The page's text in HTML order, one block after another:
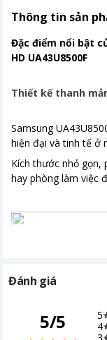
Tiện ích
Cổng giao tiếp và
nối
Kích thước không
Khối lượng không
Công nghệ hình
Thông tin sản
Đặc điểm nổi bật
HD UA43U8500F
Thiết kế thanh
Samsung
hiện đại và tinh tế ở
Kích thước nhỏ gọn,
hay phòng làm việc
Đánh giá
5/5
5
4